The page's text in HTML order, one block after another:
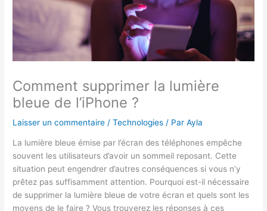
Comment supprimer la lumière
bleue de l’iPhone ?
Laisser un commentaire /Technologies / ParAyla
La lumière bleue émise par l’écran des téléphones empêche
souvent les utilisateurs d’avoir un sommeil reposant. Cette
situation peut engendrer d’autres conséquences si vous n’y
prêtez pas suffisamment attention. Pourquoi est-il nécessaire
de supprimer la lumière bleue de votre écran et quels sont les
moyens de le faire ? Vous trouverez les réponses à ces